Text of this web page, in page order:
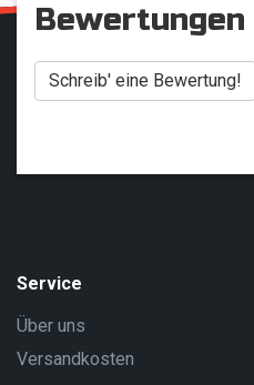
Bewertungen
Schreib' eine Bewertung!
Service
Über uns
Versandkosten